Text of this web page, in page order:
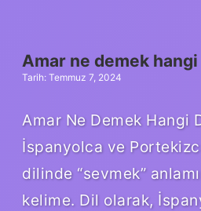
Amar ne demek
Tarih: Temmuz 7, 2024
Amar Ne Demek Hangi
İspanyolca ve
dilinde “sevmek”
kelime. Dil olarak,